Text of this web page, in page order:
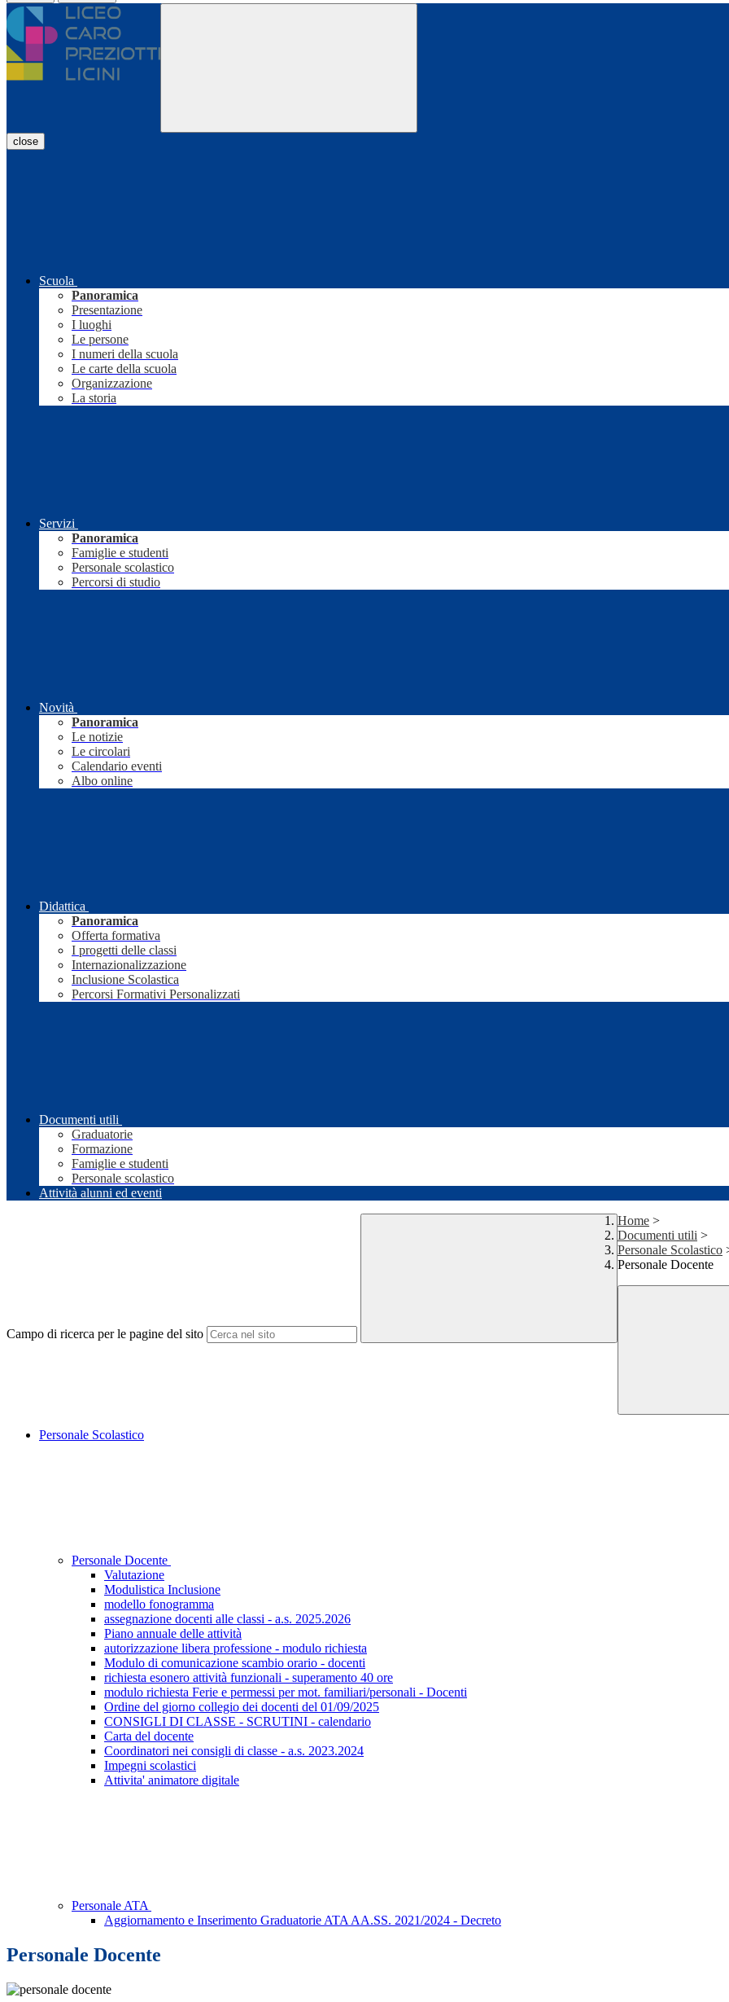
close
Scuola
Panoramica
Presentazione
I luoghi
Le persone
I numeri della scuola
Le carte della scuola
Organizzazione
La storia
Servizi
Panoramica
Famiglie e studenti
Personale scolastico
Percorsi di studio
Novità
Panoramica
Le notizie
Le circolari
Calendario eventi
Albo online
Didattica
Panoramica
Offerta formativa
I progetti delle classi
Internazionalizzazione
Inclusione Scolastica
Percorsi Formativi Personalizzati
Documenti utili
Graduatorie
Formazione
Famiglie e studenti
Personale scolastico
Attività alunni ed eventi
Campo di ricerca per le pagine del sito
Home >
Documenti utili >
Personale Scolastico
Personale Docente
Personale Scolastico
Personale Docente
Valutazione
Modulistica Inclusione
modello fonogramma
assegnazione docenti alle classi - a.s. 2025.2026
Piano annuale delle attività
autorizzazione libera professione - modulo richiesta
Modulo di comunicazione scambio orario - docenti
richiesta esonero attività funzionali - superamento 40 ore
modulo richiesta Ferie e permessi per mot. familiari/personali - Docenti
Ordine del giorno collegio dei docenti del 01/09/2025
CONSIGLI DI CLASSE - SCRUTINI - calendario
Carta del docente
Coordinatori nei consigli di classe - a.s. 2023.2024
Impegni scolastici
Attivita' animatore digitale
Personale ATA
Aggiornamento e Inserimento Graduatorie ATA AA.SS. 2021/2024 - Decreto
Personale Docente